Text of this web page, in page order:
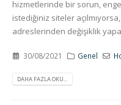
hizmetlerinde bir sorun,
istediğiniz siteler
adreslerinden değişiklik
30/08/2021 Genel
DAHA FAZLA OKU...